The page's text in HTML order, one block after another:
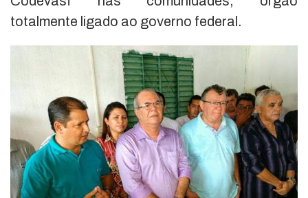
totalmente ligado ao governo federal.